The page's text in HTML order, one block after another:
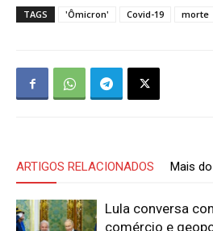
TAGS 'Ômicron' Covid-19 morte
ARTIGOS RELACIONADOS Mais
Lula conversa
comércio e